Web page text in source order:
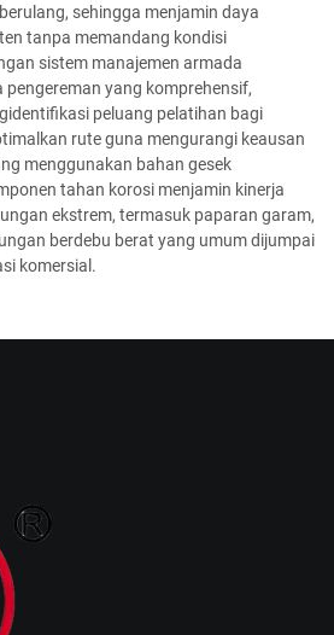
sehingga menjamin daya
tanpa memandang kondisi
sistem manajemen armada
yang komprehensif,
peluang pelatihan bagi
rute guna mengurangi keausan
menggunakan bahan gesek
tahan korosi menjamin kinerja
ekstrem, termasuk paparan garam,
berdebu berat yang umum dijumpai
komersial.